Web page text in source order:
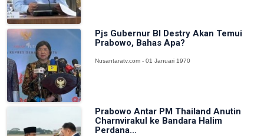
Pjs Gubernur BI Destry Akan Temui
Prabowo, Bahas Apa?
Nusantaratv.com - 01 Januari 1970
Prabowo Antar PM Thailand Anutin
Charnvirakul ke Bandara Halim
Perdana...